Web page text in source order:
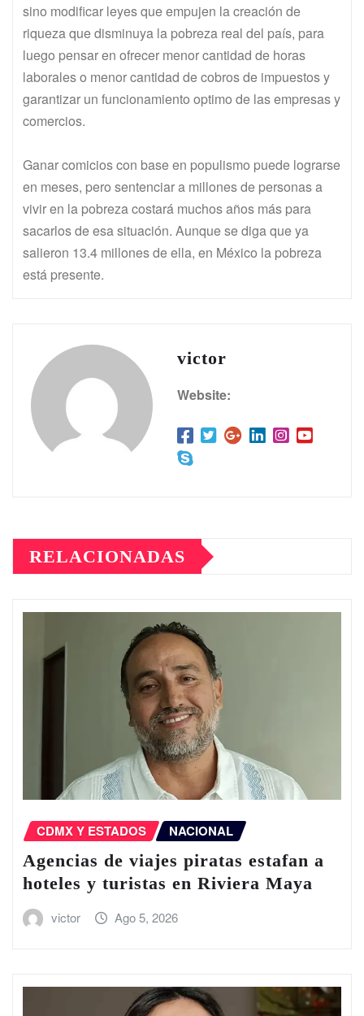
sino modificar leyes que empujen la creación de
riqueza que disminuya la pobreza real del país, para
luego pensar en ofrecer menor cantidad de horas
laborales o menor cantidad de cobros de impuestos y
garantizar un funcionamiento optimo de las empresas y
comercios.
Ganar comicios con base en populismo puede lograrse
en meses, pero sentenciar a millones de personas a
vivir en la pobreza costará muchos años más para
sacarlos de esa situación. Aunque se diga que ya
salieron 13.4 millones de ella, en México la pobreza
está presente.
victor
Website:
RELACIONADAS
CDMX Y ESTADOS NACIONAL
Agencias de viajes piratas estafan a
hoteles y turistas en Riviera Maya
victor Ago 5, 2026